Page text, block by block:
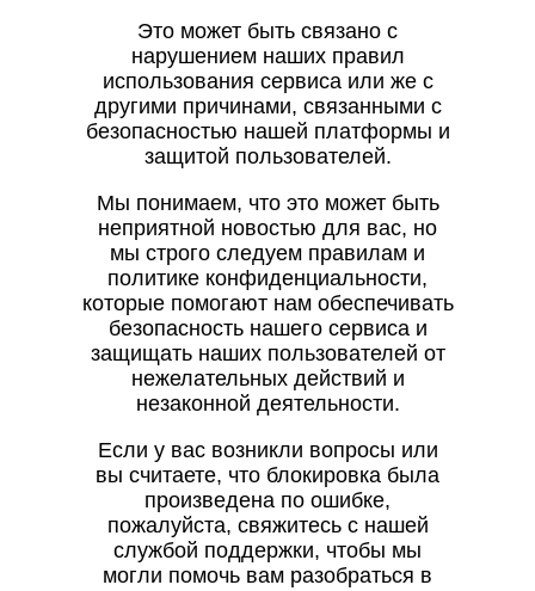
Это может быть связано с
нарушением наших правил
использования сервиса или же с
другими причинами, связанными с
безопасностью нашей платформы и
защитой пользователей.
Мы понимаем, что это может быть
неприятной новостью для вас, но
мы строго следуем правилам и
политике конфиденциальности,
которые помогают нам обеспечивать
безопасность нашего сервиса и
защищать наших пользователей от
нежелательных действий и
незаконной деятельности.
Если у вас возникли вопросы или
вы считаете, что блокировка была
произведена по ошибке,
пожалуйста, свяжитесь с нашей
службой поддержки, чтобы мы
могли помочь вам разобраться в